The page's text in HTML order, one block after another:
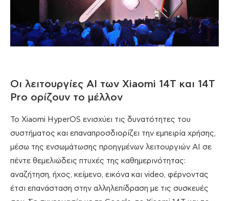
Οι λειτουργίες AI των Xiaomi 14T και 14T
Pro ορίζουν το μέλλον
Το Xiaomi HyperOS ενισχύει τις δυνατότητες του
συστήματος και επαναπροσδιορίζει την εμπειρία χρήσης,
μέσω της ενσωμάτωσης προηγμένων λειτουργιών AI σε
πέντε θεμελιώδεις πτυχές της καθημερινότητας:
αναζήτηση, ήχος, κείμενο, εικόνα και video, φέρνοντας
έτσι επανάσταση στην αλληλεπίδραση με τις συσκευές